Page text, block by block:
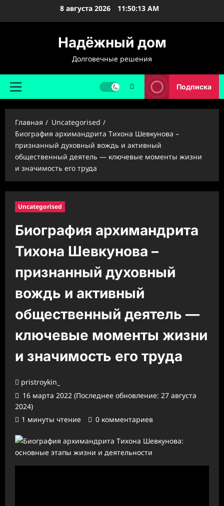
8 августа 2026 11:50:14 AM
Надёжный дом
Долговечные решения
Основное
Подписка
Главная
Uncategorised
Биография архимандрита Тихона Шевкунова –
признанный духовный вождь и активный
общественный деятель — ключевые моменты жизни
и значимость его труда
Uncategorised
Биография архимандрита
Тихона Шевкунова –
признанный духовный
вождь и активный
общественный деятель —
ключевые моменты жизни
и значимость его труда
pristroykin_
16 марта 2022 (Последнее обновление: 27 августа
2024)
1 минуты чтение
0 комментариев